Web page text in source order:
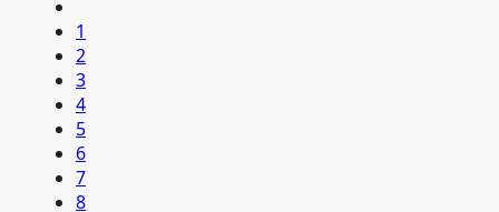
1
2
3
4
5
6
7
8